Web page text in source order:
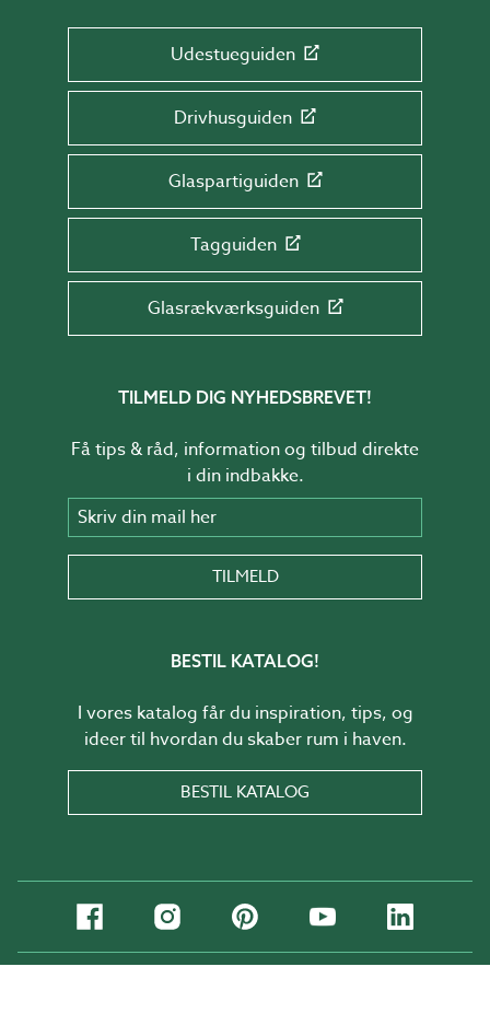
Udestueguiden
Drivhusguiden
Glaspartiguiden
Tagguiden
Glasrækværksguiden
TILMELD DIG NYHEDSBREVET!
Få tips & råd, information og tilbud direkte
i din indbakke.
Skriv din mail her
TILMELD
BESTIL KATALOG!
I vores katalog får du inspiration, tips, og
ideer til hvordan du skaber rum i haven.
BESTIL KATALOG